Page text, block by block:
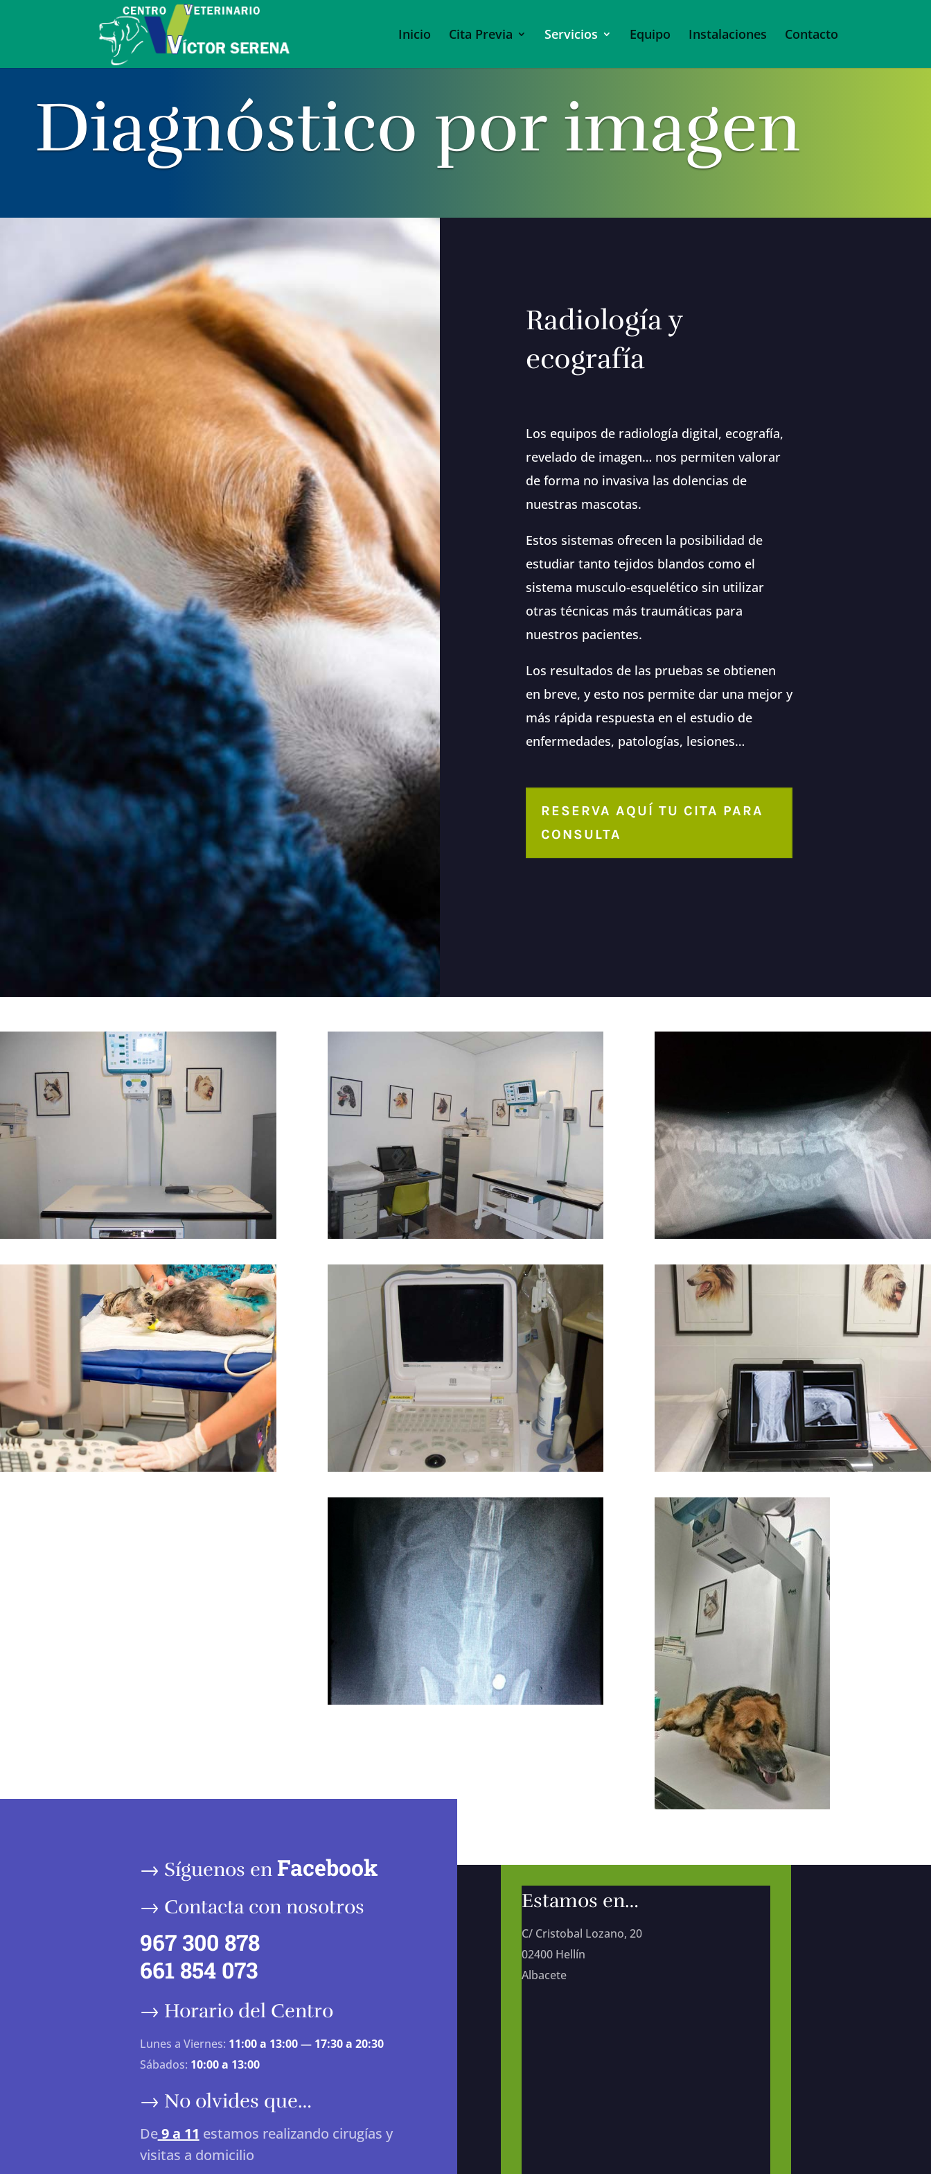
Inicio Cita Previa Servicios Equipo Instalaciones Contacto
Diagnóstico por imagen
Radiología y
ecografía
Los equipos de radiología digital, ecografía,
revelado de imagen… nos permiten valorar
de forma no invasiva las dolencias de
nuestras mascotas.
Estos sistemas ofrecen la posibilidad de
estudiar tanto tejidos blandos como el
sistema musculo-esquelético sin utilizar
otras técnicas más traumáticas para
nuestros pacientes.
Los resultados de las pruebas se obtienen
en breve, y esto nos permite dar una mejor y
más rápida respuesta en el estudio de
enfermedades, patologías, lesiones…
RESERVA AQUÍ TU CITA PARA
CONSULTA
→ Síguenos en Facebook
→ Contacta con nosotros
967 300 878
661 854 073
→ Horario del Centro
Lunes a Viernes: 11:00 a 13:00— 17:30 a 20:30
Sábados: 10:00 a 13:00
→ No olvides que…
De9 a 11 estamos realizando cirugías y
visitas a domicilio
Estamos en…
C/ Cristobal Lozano, 20
02400 Hellín
Albacete